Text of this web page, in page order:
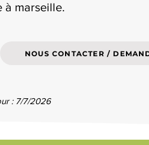
à marseille.
NOUS CONTACTER /
: 7/7/2026